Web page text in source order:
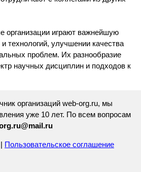
организации играют важнейшую
технологий, улучшении качества
проблем. Их разнообразие
научных дисциплин и подходов к
организаций web-org.ru, мы
уже 10 лет. По всем вопросам
Пользовательское соглашение